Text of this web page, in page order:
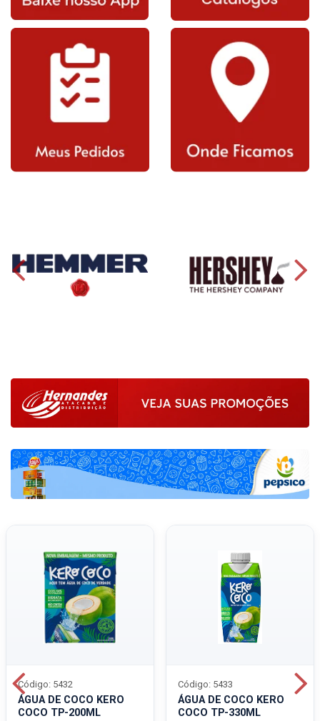
ÁGUA DE COCO KERO
COCO TP-200ML
Código: 5432
ÁGUA DE COCO KERO
COCO TP-330ML
Código: 5433